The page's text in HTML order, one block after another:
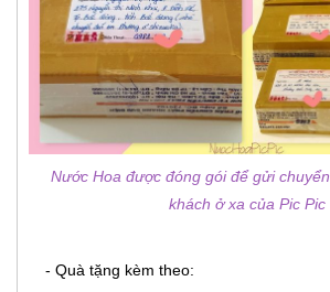
Nước Hoa được đóng gói để gửi
khách ở xa của Pic Pic
- Quà tặng kèm theo: